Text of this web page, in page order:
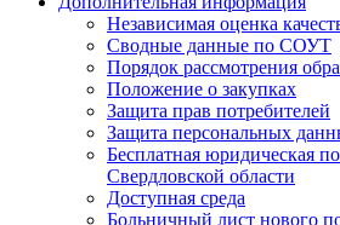
Независимая оценка
Сводные данные по СОУТ
Порядок рассмотрения
Положение о закупках
Защита прав потребителей
Защита персональных
Бесплатная юридическая
Свердловской области
Доступная среда
Больничный лист нового